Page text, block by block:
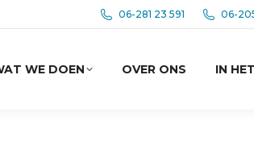
06-281 23 591 06-
WE DOEN OVER ONS IN